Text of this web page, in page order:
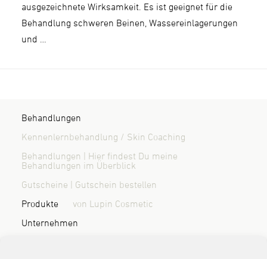
ausgezeichnete Wirksamkeit. Es ist geeignet für die
Behandlung schweren Beinen, Wassereinlagerungen
und …
Behandlungen
Kennenlernbehandlung / Skin Coaching
Behandlungen | Hier findest Du meine
Behandlungen im Überblick
Gutscheine | Gutschein bestellen
Produkte
von Lupin Cosmetic
Unternehmen